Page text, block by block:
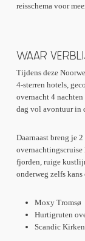
reisschema voor
WAAR
Tijdens deze
4-sterren hotels,
overnacht 4
dag vol avontuur in
Daarnaast breng je
overnachtingscruise
fjorden, ruige
onderweg zelfs
Moxy Tromsø
Hurtigruten
Scandic